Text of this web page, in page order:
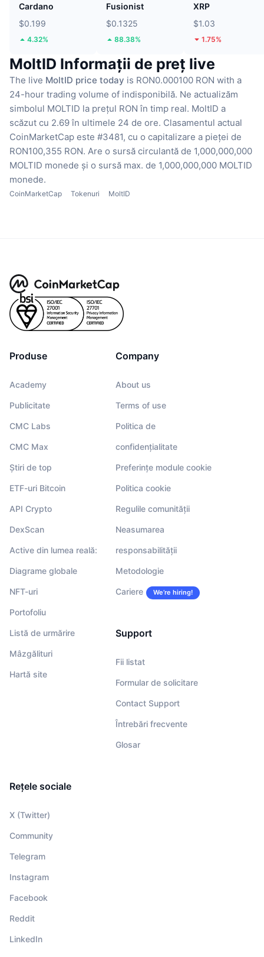
Cardano
$0.199
4.32%
Fusionist
$0.1325
88.38%
XRP
$1.03
1.75%
MoltID Informații de preț live
The live MoltID price today is RON0.000100 RON with a
24-hour trading volume of indisponibilă. Ne actualizăm
simbolul MOLTID la prețul RON în timp real. MoltID a
scăzut cu 2.69 în ultimele 24 de ore. Clasamentul actual
CoinMarketCap este #3481, cu o capitalizare a pieței de
RON100,355 RON. Are o sursă circulantă de 1,000,000,000
MOLTID monede și o sursă max. de 1,000,000,000 MOLTID
monede.
CoinMarketCap Tokenuri MoltID
Produse
Academy
Publicitate
CMC Labs
CMC Max
Știri de top
ETF-uri Bitcoin
API Crypto
DexScan
Active din lumea reală:
Diagrame globale
NFT-uri
Portofoliu
Listă de urmărire
Mâzgălituri
Hartă site
Company
About us
Terms of use
Politica de
confidențialitate
Preferințe module cookie
Politica cookie
Regulile comunității
Neasumarea
responsabilității
Metodologie
Cariere We’re hiring!
Support
Fii listat
Formular de solicitare
Contact Support
Întrebări frecvente
Glosar
Rețele sociale
X (Twitter)
Community
Telegram
Instagram
Facebook
Reddit
LinkedIn